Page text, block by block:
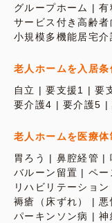
グループホーム
有
サービス付き高齢者
小規模多機能居宅介
老人ホームを入居条
自立
要支援1 要
要介護4
要介護5
老人ホームを医療体
胃ろう
鼻腔経管
バルーン留置
ペー
リハビリテーション
褥瘡（床ずれ）
悪
パーキンソン病
神